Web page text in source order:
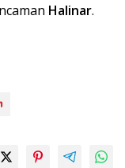
Halinar.